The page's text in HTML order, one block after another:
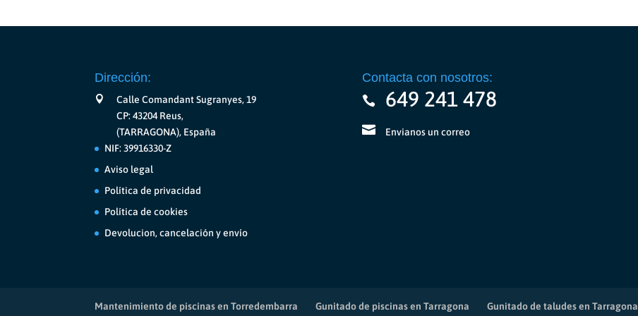
Dirección:
Calle Comandant Sugranyes, 19
CP: 43204 Reus,
(TARRAGONA), España
NIF: 39916330-Z
Aviso legal
Política de privacidad
Política de cookies
Devolucion, cancelación y envío
Contacta con nosotros:
649 241 478
Envianos un correo
Mantenimiento de piscinas en Torredembarra Gunitado de piscinas en Tarragona Gunitado de taludes en Tarragona